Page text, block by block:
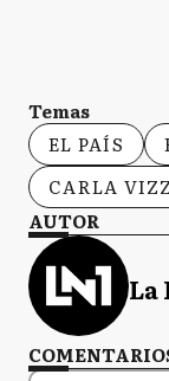
Temas
EL PAÍS
CARLA
AUTOR
La